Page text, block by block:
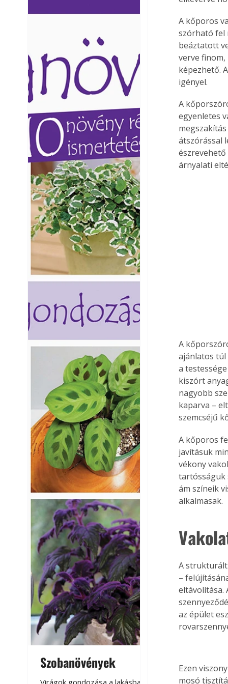
Laptapir kényelmes
mert: – t
Szobanövények
Virágoskert:
teraszon,
A kőporos
szórható fel
beáztatott
verve
képezhető.
igényel.
A
egyenletes
átszórással
árnyalati
A
ajánlatos túl
a
kiszórt
nagyobb
kaparva –
szemcséjű
A kőporos
javításuk
vékony
tartósságuk
ám színeik
alkalmasak.
A
–
eltávolítása.
az épület
Ezen
mosó